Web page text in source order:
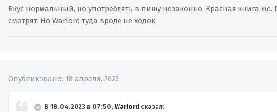
Вкус нормальный, но употреблять в пищу незаконно. Красная книга же.
смотрят. Но Warlord туда вроде не ходок.
Опубликовано: 18 апреля, 2023
В 18.04.2023 в 07:50,Warlord сказал: